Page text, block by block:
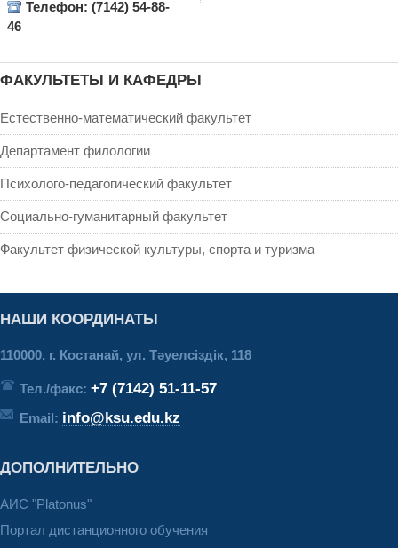
Телефон: (7142) 54-88-
46
ФАКУЛЬТЕТЫ И КАФЕДРЫ
Естественно-математический факультет
Департамент филологии
Психолого-педагогический факультет
Социально-гуманитарный факультет
Факультет физической культуры, спорта и туризма
НАШИ КООРДИНАТЫ
110000, г. Костанай, ул. Тәуелсіздік, 118
Тел./факс: +7 (7142) 51-11-57
Email: info@ksu.edu.kz
ДОПОЛНИТЕЛЬНО
АИС "Platonus"
Портал дистанционного обучения